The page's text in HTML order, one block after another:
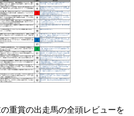
重賞の出走馬の全頭レビューを